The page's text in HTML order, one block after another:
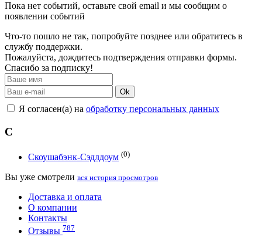
Пока нет событий, оставьте свой email и мы сообщим о
появлении событий
Что-то пошло не так, попробуйте позднее или обратитесь в
службу поддержки.
Пожалуйста, дождитесь подтверждения отправки формы.
Спасибо за подписку!
Ok
Я согласен(а) на обработку персональных данных
С
Скоушабэнк-Сэдлдоум (0)
Вы уже смотрели вся история просмотров
Доставка и оплата
О компании
Контакты
Отзывы 787